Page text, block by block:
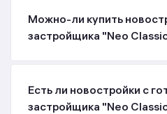
Можно-ли купить
застройщика "Neo
Есть ли новостройки с
застройщика "Neo